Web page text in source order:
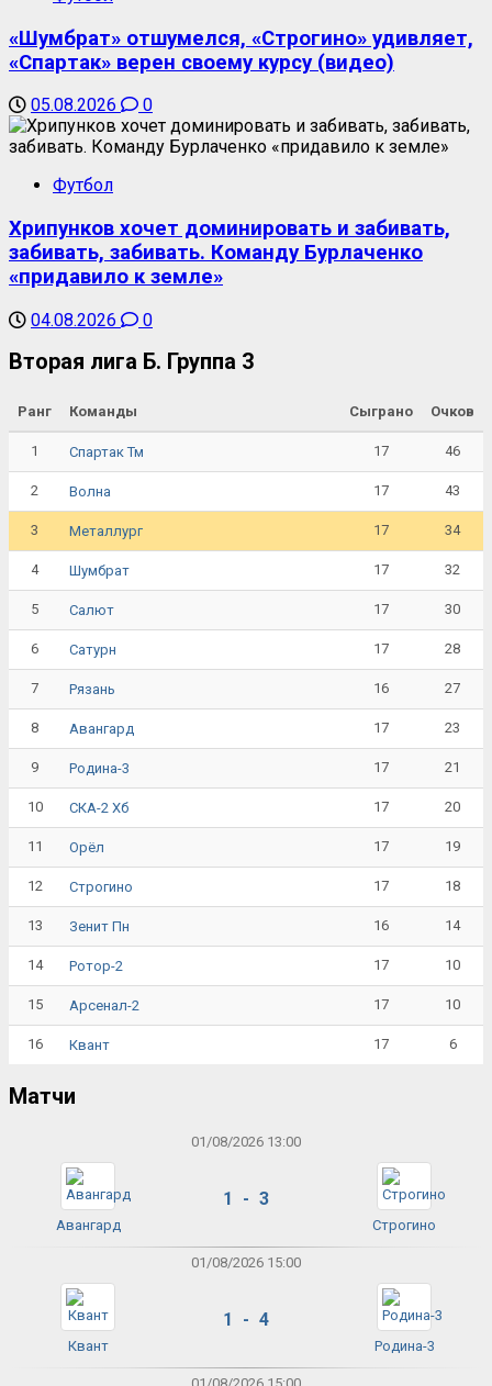
«Шумбрат» отшумелся, «Строгино» удивляет,
«Спартак» верен своему курсу (видео)
05.08.2026 0
Футбол
Хрипунков хочет доминировать и забивать,
забивать, забивать. Команду Бурлаченко
«придавило к земле»
04.08.2026 0
Вторая лига Б. Группа 3
Ранг Команды Сыграно Очков
1 Спартак Тм 17 46
2 Волна 17 43
3 Металлург 17 34
4 Шумбрат 17 32
5 Салют 17 30
6 Сатурн 17 28
7 Рязань 16 27
8 Авангард 17 23
9 Родина-3 17 21
10 СКА-2 Хб 17 20
11 Орёл 17 19
12 Строгино 17 18
13 Зенит Пн 16 14
14 Ротор-2 17 10
15 Арсенал-2 17 10
16 Квант 17 6
Матчи
01/08/2026 13:00
Авангард
1 - 3
Строгино
01/08/2026 15:00
Квант
1 - 4
Родина-3